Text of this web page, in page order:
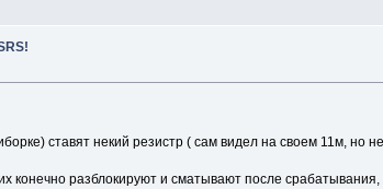
ставят некий резистр ( сам видел на своем 11м,
конечно разблокируют и сматывают после